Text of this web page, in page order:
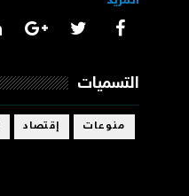
التسميات
منوعات إقتصاد